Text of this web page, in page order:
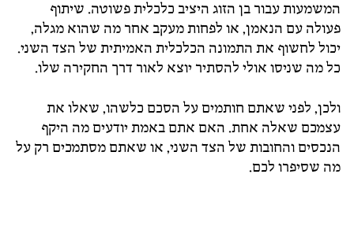
המשמעות עבור בן הזוג היציב כלכלית פשוטה. שיתוף
פעולה עם הנאמן, או לפחות מעקב אחר מה שהוא מגלה,
יכול לחשוף את התמונה הכלכלית האמיתית של הצד השני.
כל מה שניסו אולי להסתיר יוצא לאור דרך החקירה שלו.
ולכן, לפני שאתם חותמים על הסכם כלשהו, שאלו את
עצמכם שאלה אחת. האם אתם באמת יודעים מה היקף
הנכסים והחובות של הצד השני, או שאתם מסתמכים רק על
מה שסיפרו לכם.